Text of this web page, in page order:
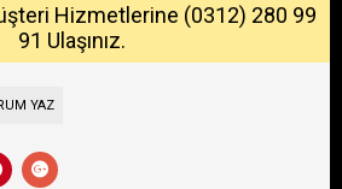
Hizmetlerine (0312) 280 99
91 Ulaşınız.
YAZ